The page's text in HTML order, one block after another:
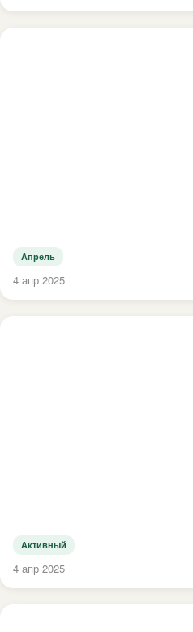
Апрель
4 апр 2025
Активный
4 апр 2025